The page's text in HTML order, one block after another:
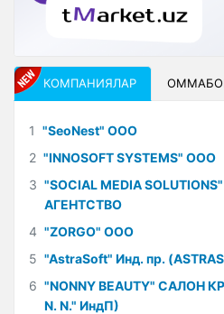
КОМПАНИЯЛАР
1 "SeoNest" ООО
2 "INNOSOFT SYSTEMS" ООО
3 "SOCIAL MEDIA
АГЕНТСТВО
4 "ZORGO" ООО
5 "AstraSoft" Инд. пр.
6 "NONNY BEAUTY" САЛОН
N. N." ИндП)